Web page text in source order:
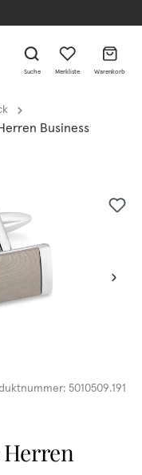
Suche Merkliste Warenkorb
Business
5010509.191